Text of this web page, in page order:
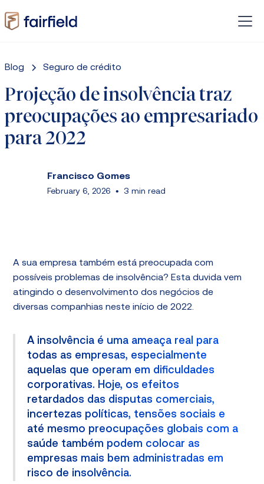
Blog Seguro de crédito
Projeção de insolvência traz
preocupações ao empresariado
para 2022
Francisco Gomes
February 6, 2026 • 3 min read
A sua empresa também está preocupada com
possíveis problemas de insolvência? Esta duvida vem
atingindo o desenvolvimento dos negócios de
diversas companhias neste início de 2022.
A insolvência é uma ameaça real para
todas as empresas, especialmente
aquelas que operam em dificuldades
corporativas. Hoje, os efeitos
retardados das disputas comerciais,
incertezas políticas, tensões sociais e
até mesmo preocupações globais com a
saúde também podem colocar as
empresas mais bem administradas em
risco de insolvência.